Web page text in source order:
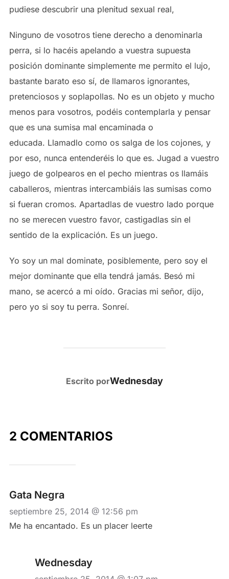
pudiese descubrir una plenitud sexual real,
Ninguno de vosotros tiene derecho a denominarla
perra, si lo hacéis apelando a vuestra supuesta
posición dominante simplemente me permito el lujo,
bastante barato eso sí, de llamaros ignorantes,
pretenciosos y soplapollas. No es un objeto y mucho
menos para vosotros, podéis contemplarla y pensar
que es una sumisa mal encaminada o
educada. Llamadlo como os salga de los cojones, y
por eso, nunca entenderéis lo que es. Jugad a vuestro
juego de golpearos en el pecho mientras os llamáis
caballeros, mientras intercambiáis las sumisas como
si fueran cromos. Apartadlas de vuestro lado porque
no se merecen vuestro favor, castigadlas sin el
sentido de la explicación. Es un juego.
Yo soy un mal dominate, posiblemente, pero soy el
mejor dominante que ella tendrá jamás. Besó mi
mano, se acercó a mi oído. Gracias mi señor, dijo,
pero yo si soy tu perra. Sonreí.
AUTOR DE LA PUBLICACIÓN
Escrito porWednesday
2 COMENTARIOS
Gata Negra
septiembre 25, 2014 @ 12:56 pm
Me ha encantado. Es un placer leerte
Wednesday